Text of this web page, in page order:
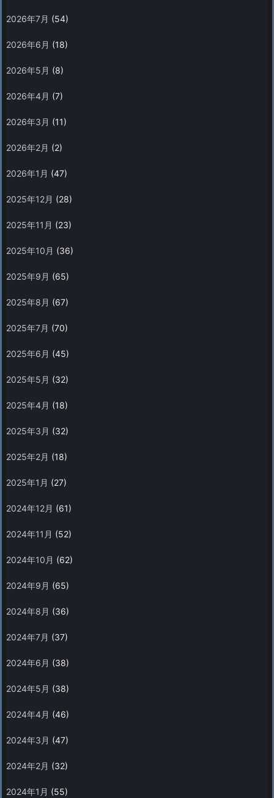
2026年7月 (54)
2026年6月 (18)
2026年5月 (8)
2026年4月 (7)
2026年3月 (11)
2026年2月 (2)
2026年1月 (47)
2025年12月 (28)
2025年11月 (23)
2025年10月 (36)
2025年9月 (65)
2025年8月 (67)
2025年7月 (70)
2025年6月 (45)
2025年5月 (32)
2025年4月 (18)
2025年3月 (32)
2025年2月 (18)
2025年1月 (27)
2024年12月 (61)
2024年11月 (52)
2024年10月 (62)
2024年9月 (65)
2024年8月 (36)
2024年7月 (37)
2024年6月 (38)
2024年5月 (38)
2024年4月 (46)
2024年3月 (47)
2024年2月 (32)
2024年1月 (55)